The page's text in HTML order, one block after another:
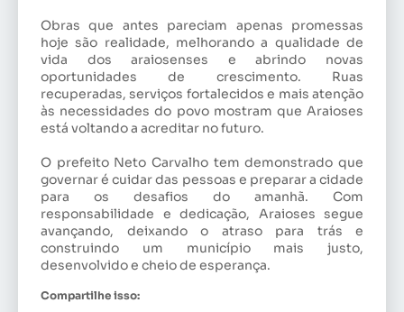
Obras que antes pareciam apenas promessas
hoje são realidade, melhorando a qualidade de
vida dos araiosenses e abrindo novas
oportunidades de crescimento. Ruas
recuperadas, serviços fortalecidos e mais atenção
às necessidades do povo mostram que Araioses
está voltando a acreditar no futuro.
O prefeito Neto Carvalho tem demonstrado que
governar é cuidar das pessoas e preparar a cidade
para os desafios do amanhã. Com
responsabilidade e dedicação, Araioses segue
avançando, deixando o atraso para trás e
construindo um município mais justo,
desenvolvido e cheio de esperança.
Compartilhe isso: